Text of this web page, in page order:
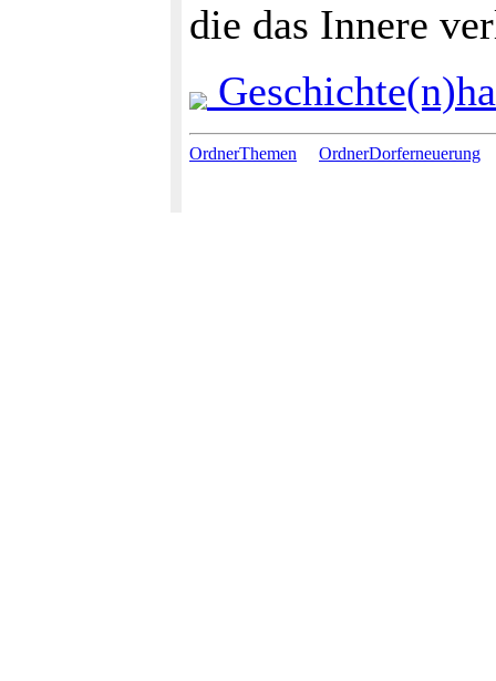
die das Innere
OrdnerThemen OrdnerDorferneuerung